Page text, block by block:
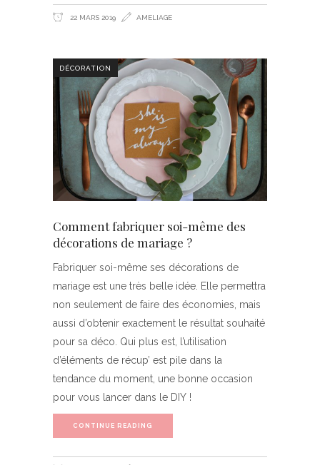
22 MARS 2019 AMELIAGE
DÉCORATION
Comment fabriquer soi-même des
décorations de mariage ?
Fabriquer soi-même ses décorations de
mariage est une très belle idée. Elle permettra
non seulement de faire des économies, mais
aussi d’obtenir exactement le résultat souhaité
pour sa déco. Qui plus est, l’utilisation
d’éléments de récup’ est pile dans la
tendance du moment, une bonne occasion
pour vous lancer dans le DIY !
CONTINUE READING